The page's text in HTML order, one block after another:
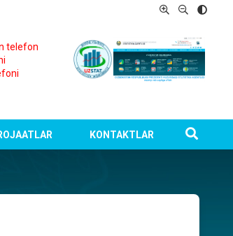
telefon
KONTAKTLAR